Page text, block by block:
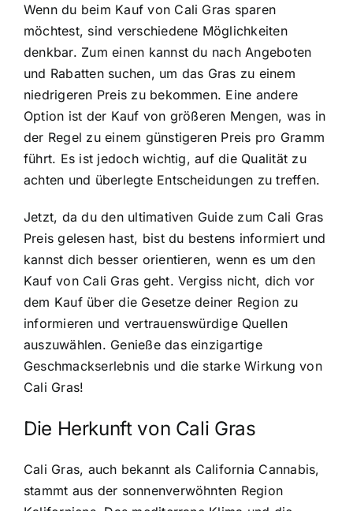
Wenn du beim Kauf von Cali Gras sparen
möchtest, sind verschiedene Möglichkeiten
denkbar. Zum einen kannst du nach Angeboten
und Rabatten suchen, um das Gras zu einem
niedrigeren Preis zu bekommen. Eine andere
Option ist der Kauf von größeren Mengen, was in
der Regel zu einem günstigeren Preis pro Gramm
führt. Es ist jedoch wichtig, auf die Qualität zu
achten und überlegte Entscheidungen zu treffen.
Jetzt, da du den ultimativen Guide zum Cali Gras
Preis gelesen hast, bist du bestens informiert und
kannst dich besser orientieren, wenn es um den
Kauf von Cali Gras geht. Vergiss nicht, dich vor
dem Kauf über die Gesetze deiner Region zu
informieren und vertrauenswürdige Quellen
auszuwählen. Genieße das einzigartige
Geschmackserlebnis und die starke Wirkung von
Cali Gras!
Die Herkunft von Cali Gras
Cali Gras, auch bekannt als California Cannabis,
stammt aus der sonnenverwöhnten Region